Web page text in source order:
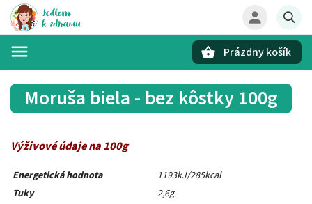
Prázdny košík
Moruša biela - bez kôstky 100g
Výživové údaje na 100g
Energetická hodnota
1193kJ/285kcal
Tuky
2,6g